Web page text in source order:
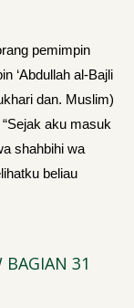
pemimpin
‘Abdullah al-Bajli
dan. Muslim)
aku masuk
shahbihi wa
beliau
BAGIAN 31